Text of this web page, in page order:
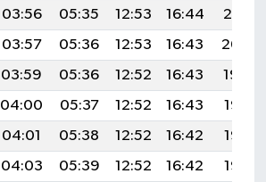
03:56 05:35 12:53 16:44
20:01
03:57 05:36 12:53 16:43
20:00
03:59 05:36 12:52 16:43
19:59
04:00 05:37 12:52 16:43
19:58
04:01 05:38 12:52 16:42
19:57
04:03 05:39 12:52 16:42
19:55